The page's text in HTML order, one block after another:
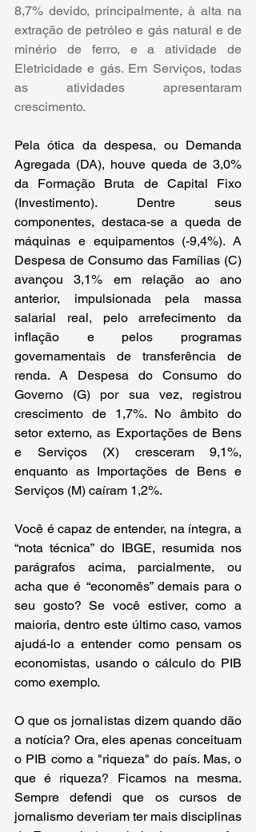
8,7% devido, principalmente, à alta na
extração de petróleo e gás natural e de
minério de ferro, e a atividade de
Eletricidade e gás. Em Serviços, todas
as atividades apresentaram
crescimento.
Pela ótica da despesa, ou Demanda
Agregada (DA), houve queda de 3,0%
da Formação Bruta de Capital Fixo
(Investimento). Dentre seus
componentes, destaca-se a queda de
máquinas e equipamentos (-9,4%). A
Despesa de Consumo das Famílias (C)
avançou 3,1% em relação ao ano
anterior, impulsionada pela massa
salarial real, pelo arrefecimento da
inflação e pelos programas
governamentais de transferência de
renda. A Despesa do Consumo do
Governo (G) por sua vez, registrou
crescimento de 1,7%. No âmbito do
setor externo, as Exportações de Bens
e Serviços (X) cresceram 9,1%,
enquanto as Importações de Bens e
Serviços (M) caíram 1,2%.
Você é capaz de entender, na íntegra, a
“nota técnica” do IBGE, resumida nos
parágrafos acima, parcialmente, ou
acha que é “economês” demais para o
seu gosto? Se você estiver, como a
maioria, dentro este último caso, vamos
ajudá-lo a entender como pensam os
economistas, usando o cálculo do PIB
como exemplo.
O que os jornalistas dizem quando dão
a notícia? Ora, eles apenas conceituam
o PIB como a "riqueza" do país. Mas, o
que é riqueza? Ficamos na mesma.
Sempre defendi que os cursos de
jornalismo deveriam ter mais disciplinas